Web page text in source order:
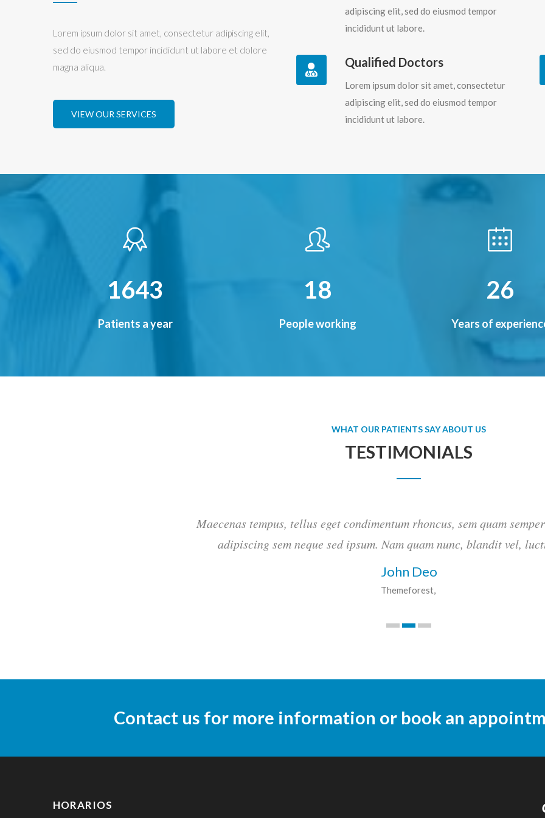
Lorem ipsum dolor sit amet, consectetur adipiscing elit,
sed do eiusmod tempor incididunt ut labore et dolore
magna aliqua.
VIEW OUR SERVICES
adipiscing elit, sed do eiusmod tempor
incididunt ut labore.
Qualified Doctors
Lorem ipsum dolor sit amet, consectetur
adipiscing elit, sed do eiusmod tempor
incididunt ut labore.
2046
Patients a year
22
People working
32
Years of
WHAT OUR PATIENTS SAY ABOUT US
TESTIMONIALS
Maecenas tempus, tellus eget condimentum rhoncus, sem quam
adipiscing sem neque sed ipsum. Nam quam nunc, blandit vel,
John Deo
Themeforest
Contact us for more information or book an
HORARIOS